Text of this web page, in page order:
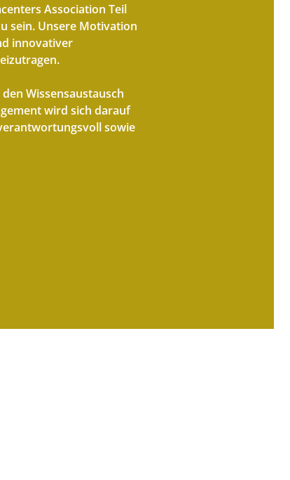
Association Teil
sein. Unsere Motivation
innovativer
Wissensaustausch
wird sich darauf
sowie